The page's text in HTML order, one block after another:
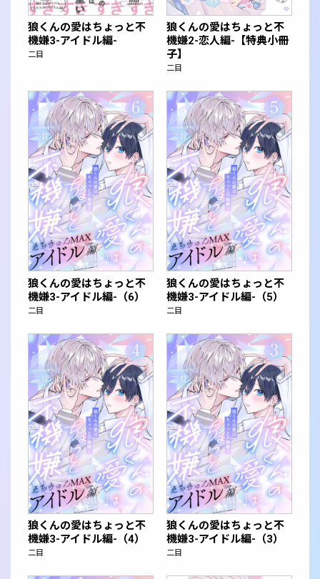
狼くんの愛はちょっと不
機嫌3-アイドル編-
二目
狼くんの愛はちょっと不
機嫌2-恋人編-【特典小冊
子】
二目
狼くんの愛はちょっと不
機嫌3-アイドル編-（6）
二目
狼くんの愛はちょっと不
機嫌3-アイドル編-（5）
二目
狼くんの愛はちょっと不
機嫌3-アイドル編-（4）
二目
狼くんの愛はちょっと不
機嫌3-アイドル編-（3）
二目